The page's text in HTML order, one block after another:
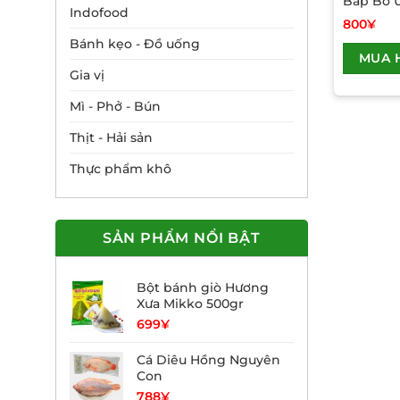
Indofood
Bánh kẹo - Đồ uống
Gia vị
Mì - Phở - Bún
Thịt - Hải sản
Thực phẩm khô
SẢN PHẨM NỔI BẬT
Bột bánh giò Hương
Xưa Mikko 500gr
699¥
Cá Diêu Hồng Nguyên
Con
788¥
800¥
MUA